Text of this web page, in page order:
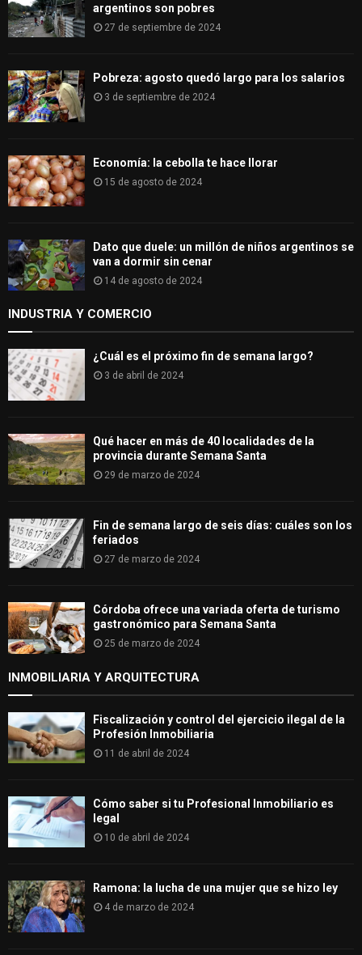
argentinos son pobres
27 de septiembre de 2024
Pobreza: agosto quedó largo para los salarios
3 de septiembre de 2024
Economía: la cebolla te hace llorar
15 de agosto de 2024
Dato que duele: un millón de niños argentinos se
van a dormir sin cenar
14 de agosto de 2024
INDUSTRIA Y COMERCIO
¿Cuál es el próximo fin de semana largo?
3 de abril de 2024
Qué hacer en más de 40 localidades de la
provincia durante Semana Santa
29 de marzo de 2024
Fin de semana largo de seis días: cuáles son los
feriados
27 de marzo de 2024
Córdoba ofrece una variada oferta de turismo
gastronómico para Semana Santa
25 de marzo de 2024
INMOBILIARIA Y ARQUITECTURA
Fiscalización y control del ejercicio ilegal de la
Profesión Inmobiliaria
11 de abril de 2024
Cómo saber si tu Profesional Inmobiliario es
legal
10 de abril de 2024
Ramona: la lucha de una mujer que se hizo ley
4 de marzo de 2024